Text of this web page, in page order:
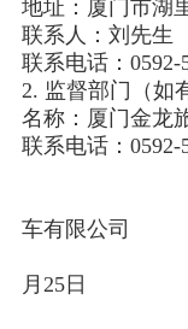
地址：厦门市湖
联系人：刘先生
联系电话：0592-
2. 监督部门（如
名称：厦门金龙
联系电话：0592-
厦
车有限公司
月25日